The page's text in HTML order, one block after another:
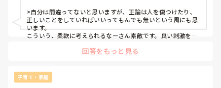
その状況下に2回とも居合わせたのに、自分から手伝わず、
事故防止の危険予知のできのなかった介護職員に、あの入所
者はみきれない、この施設で見るような人ではない、ここの
我はしょうがないとわざわざ病院から帰ってきて直ぐに言わ
そのため、何度も同様の兆候があった。それを職員は見てい
リーダー, 一般病院, 慢性期, 終末期, 透析, 派遣
>自分は間違ってないと思いますが、正論は人を傷つけたり、
正しいことをしていればいいってもんでも無いという風にも思
います。
こういう、柔軟に考えられるなーさん素敵です。良い刺激をい
も言えることですよね。その介護職員の方は、全ての責任につ
いて自分一人へ言われていると思っているのかも知れません
回答をもっと見る
子育て・家庭